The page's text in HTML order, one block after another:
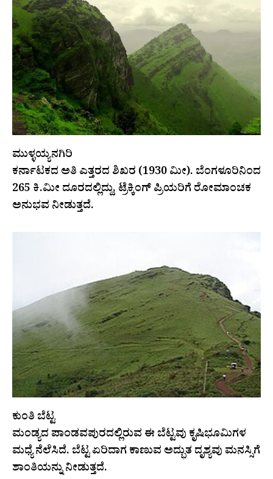
ಮುಳ್ಳಯ್ಯನಗಿರಿ
ಕರ್ನಾಟಕದ ಅತಿ ಎತ್ತರದ ಶಿಖರ (1930 ಮೀ). ಬೆಂಗಳೂರಿನಿಂದ
265 ಕಿ.ಮೀ ದೂರದಲ್ಲಿದ್ದು, ಟ್ರೆಕ್ಕಿಂಗ್ ಪ್ರಿಯರಿಗೆ ರೋಮಾಂಚಕ
ಅನುಭವ ನೀಡುತ್ತದೆ.
ಕುಂತಿ ಬೆಟ್ಟ
ಮಂಡ್ಯದ ಪಾಂಡವಪುರದಲ್ಲಿರುವ ಈ ಬೆಟ್ಟವು ಕೃಷಿಭೂಮಿಗಳ
ಮಧ್ಯೆ ನೆಲೆಸಿದೆ. ಬೆಟ್ಟ ಏರಿದಾಗ ಕಾಣುವ ಅದ್ಭುತ ದೃಶ್ಯವು ಮನಸ್ಸಿಗೆ
ಶಾಂತಿಯನ್ನು ನೀಡುತ್ತದೆ.